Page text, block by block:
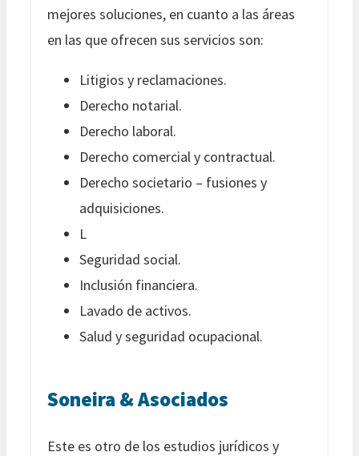
mejores soluciones, en cuanto a las áreas
en las que ofrecen sus servicios son:
Litigios y reclamaciones.
Derecho notarial.
Derecho laboral.
Derecho comercial y contractual.
Derecho societario – fusiones y
adquisiciones.
L
Seguridad social.
Inclusión financiera.
Lavado de activos.
Salud y seguridad ocupacional.
Soneira & Asociados
Este es otro de los estudios jurídicos y